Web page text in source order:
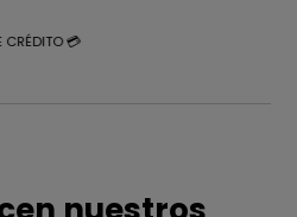
CRÉDITO 💳